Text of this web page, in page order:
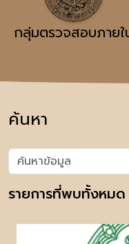
กลุ่มตรวจสอบภายใ
ค้นหา
รายการที่พบทั้งหม